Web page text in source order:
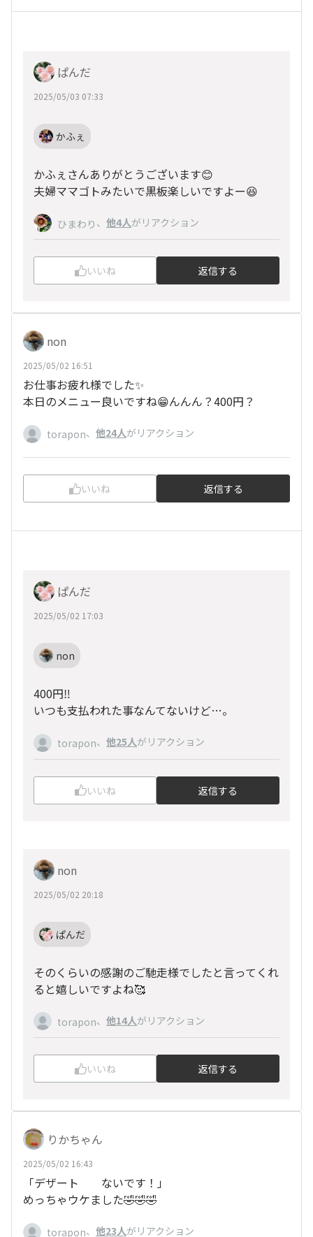
ぱんだ
2025/05/03 07:33
かふぇ
かふぇさんありがとうございます😊
夫婦ママゴトみたいで黒板楽しいですよー😆
ひまわり 、 他4人がリアクション
いいね 返信する
non
2025/05/02 16:51
お仕事お疲れ様でした✨
本日のメニュー良いですね😁んんん？400円？
torapon、 他24人がリアクション
いいね 返信する
ぱんだ
2025/05/02 17:03
non
400円‼️
いつも支払われた事なんてないけど…。
torapon、 他25人がリアクション
いいね 返信する
non
2025/05/02 20:18
ぱんだ
そのくらいの感謝のご馳走様でしたと言ってくれ
ると嬉しいですよね🥰
torapon、 他14人がリアクション
いいね 返信する
りかちゃん
2025/05/02 16:43
「デザート ないです！」
めっちゃウケました🤣🤣🤣
torapon、 他23人がリアクション